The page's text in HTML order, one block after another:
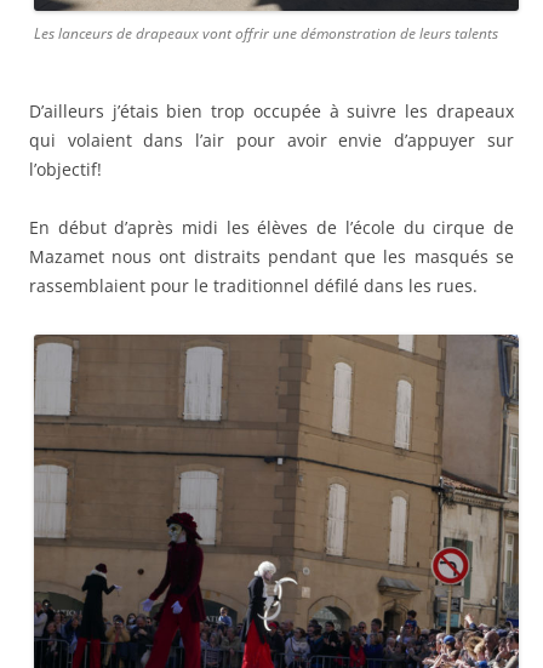
Les lanceurs de drapeaux vont offrir une démonstration de leurs talents
D’ailleurs j’étais bien trop occupée à suivre les drapeaux
qui volaient dans l’air pour avoir envie d’appuyer sur
l’objectif!
En début d’après midi les élèves de l’école du cirque de
Mazamet nous ont distraits pendant que les masqués se
rassemblaient pour le traditionnel défilé dans les rues.